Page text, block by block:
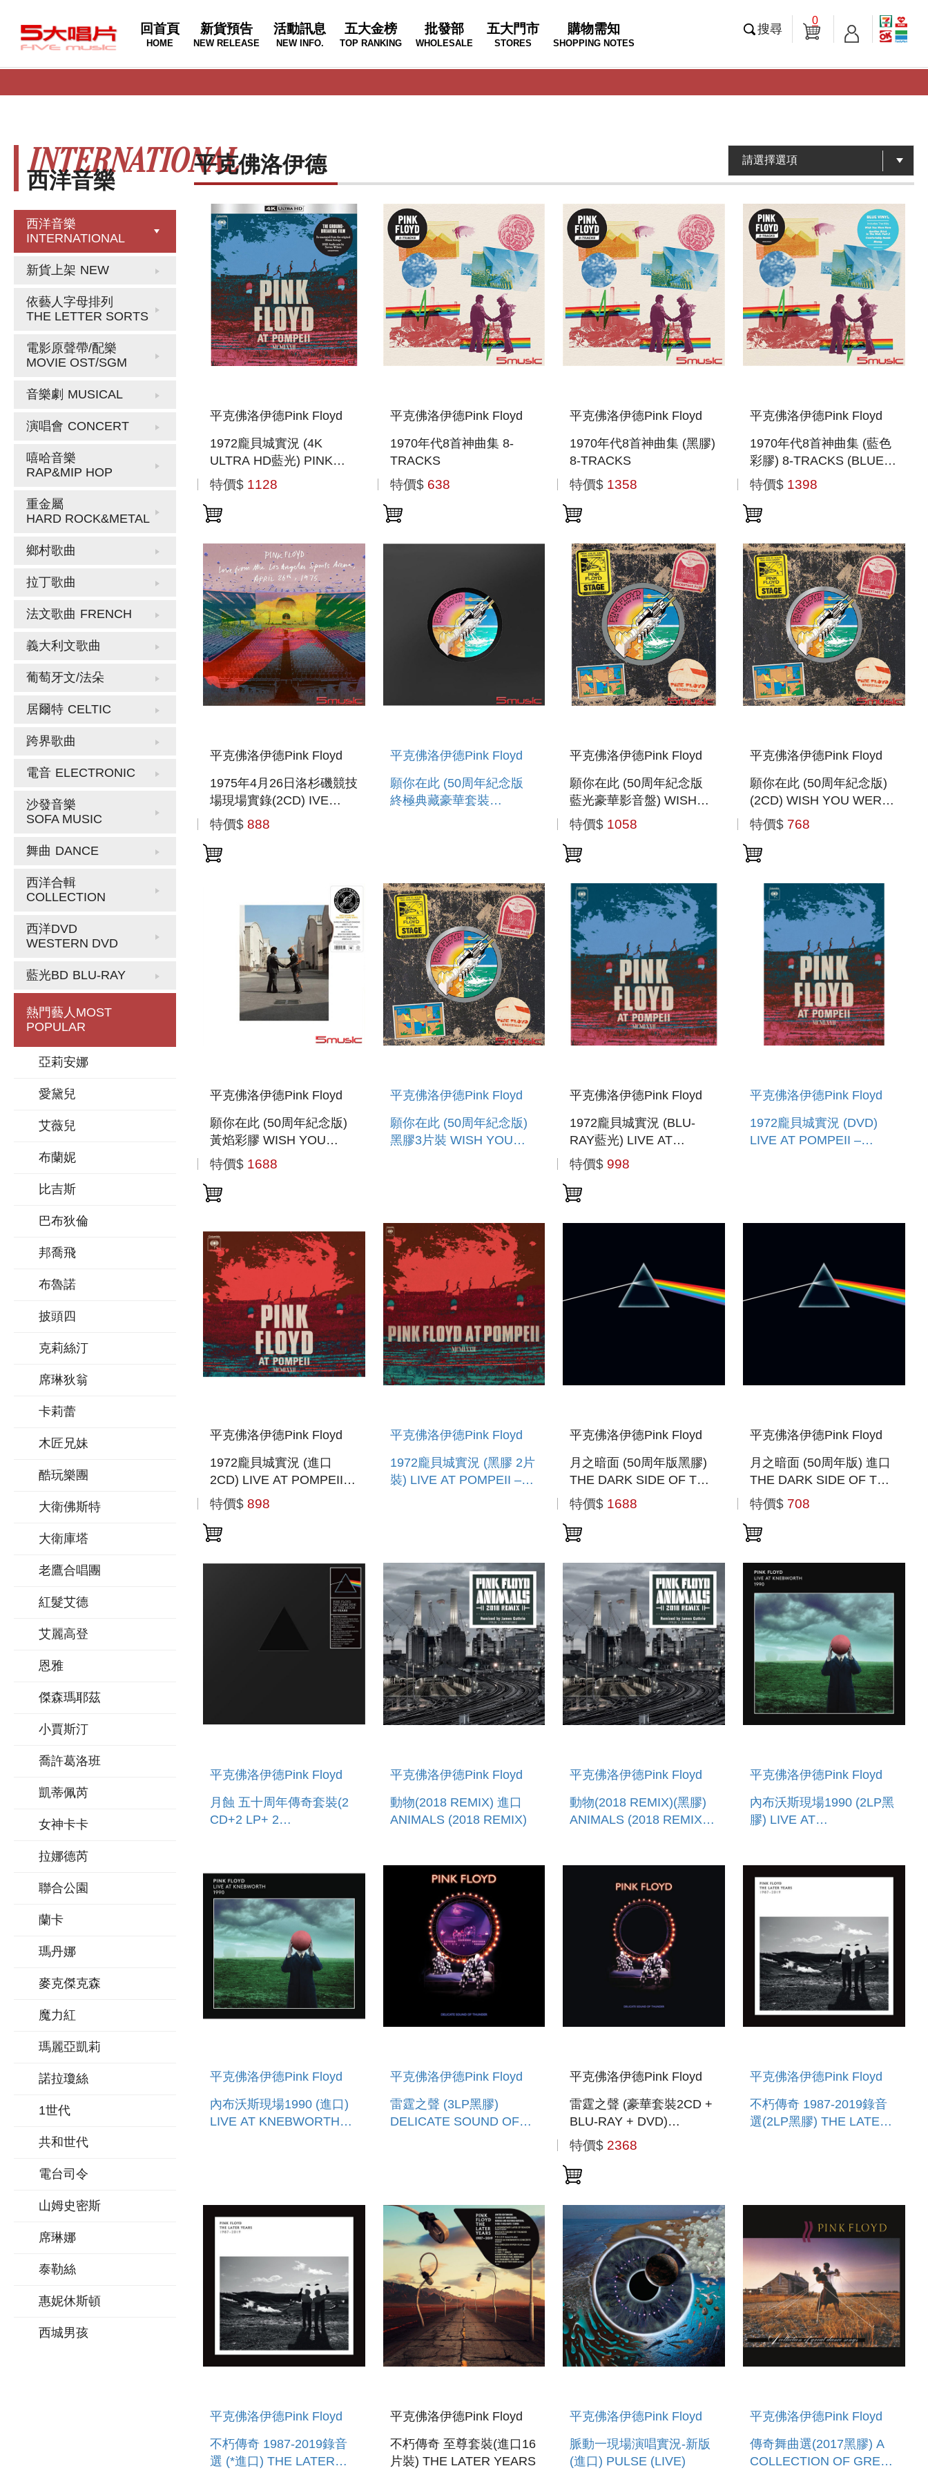
回首頁
HOME
新貨預告
NEW RELEASE
活動訊息
NEW INFO.
五大金榜
TOP RANKING
批發部
WHOLESALE
五大門市
STORES
購物需知
SHOPPING NOTES
搜尋
0
西洋音樂
INTERNATIONAL
西洋音樂
INTERNATIONAL
新貨上架 NEW
依藝人字母排列
THE LETTER SORTS
電影原聲帶/配樂
MOVIE OST/SGM
音樂劇 MUSICAL
演唱會 CONCERT
嘻哈音樂
RAP&MIP HOP
重金屬
HARD ROCK&METAL
鄉村歌曲
拉丁歌曲
法文歌曲 FRENCH
義大利文歌曲
葡萄牙文/法朵
居爾特 CELTIC
跨界歌曲
電音 ELECTRONIC
沙發音樂
SOFA MUSIC
舞曲 DANCE
西洋合輯
COLLECTION
西洋DVD
WESTERN DVD
藍光BD BLU-RAY
熱門藝人 MOST
POPULAR
亞莉安娜
愛黛兒
艾薇兒
布蘭妮
比吉斯
巴布狄倫
邦喬飛
布魯諾
披頭四
克莉絲汀
席琳狄翁
卡莉蕾
木匠兄妹
酷玩樂團
大衛佛斯特
大衛庫塔
老鷹合唱團
紅髮艾德
艾麗高登
恩雅
傑森瑪耶茲
小賈斯汀
喬許葛洛班
凱蒂佩芮
女神卡卡
拉娜德芮
聯合公園
蘭卡
瑪丹娜
麥克傑克森
魔力紅
瑪麗亞凱莉
諾拉瓊絲
1世代
共和世代
電台司令
山姆史密斯
席琳娜
泰勒絲
惠妮休斯頓
西城男孩
平克佛洛伊德
平克佛洛伊德Pink Floyd
1972龐貝城實況 (4K
ULTRA HD藍光) PINK
FLOYD AT POMPEII -
MCMLXX (4K ULTRA HD
BLU-RAY)
特價$ 1128
平克佛洛伊德Pink Floyd
1970年代8首神曲集 8-
TRACKS
特價$ 638
平克佛洛伊德Pink Floyd
1970年代8首神曲集 (黑膠)
8-TRACKS
特價$ 1358
平克佛洛伊德Pink Floyd
1970年代8首神曲集 (藍色
彩膠) 8-TRACKS (BLUE
VINYL)
特價$ 1398
平克佛洛伊德Pink Floyd
1975年4月26日洛杉磯競技
場現場實錄(2CD) IVE
FROM THE LOS
ANGELES SPORTS
ARENA, APRIL 26TH,
特價$ 888
平克佛洛伊德Pink Floyd
願你在此 (50周年紀念版
終極典藏豪華套裝
平克佛洛伊德Pink Floyd
願你在此 (50周年紀念版
藍光豪華影音盤) WISH
YOU WERE HERE (50TH
ANNIVERSARY BLU-
RAY)
特價$ 1058
平克佛洛伊德Pink Floyd
願你在此 (50周年紀念版)
(2CD) WISH YOU WERE
HERE (50TH
ANNIVERSARY) (2CD)
特價$ 768
平克佛洛伊德Pink Floyd
願你在此 (50周年紀念版)
黃焰彩膠 WISH YOU
WERE HERE (50TH
ANNIVERSARY)
(YELLOW FLAME VINYL)
特價$ 1688
平克佛洛伊德Pink Floyd
願你在此 (50周年紀念版)
黑膠3片裝 WISH YOU
平克佛洛伊德Pink Floyd
1972龐貝城實況 (BLU-
RAY藍光) LIVE AT
POMPEII – MCMLXXII
(BD)
特價$ 998
平克佛洛伊德Pink Floyd
1972龐貝城實況 (DVD)
LIVE AT POMPEII –
平克佛洛伊德Pink Floyd
1972龐貝城實況 (進口
2CD) LIVE AT POMPEII –
MCMLXXII (2CD)
特價$ 898
平克佛洛伊德Pink Floyd
1972龐貝城實況 (黑膠 2片
裝) LIVE AT POMPEII –
平克佛洛伊德Pink Floyd
月之暗面 (50周年版黑膠)
THE DARK SIDE OF THE
MOON (50TH
ANNIVERSARY
REMASTER VINYL)
特價$ 1688
平克佛洛伊德Pink Floyd
月之暗面 (50周年版) 進口
THE DARK SIDE OF THE
MOON (50TH
ANNIVERSARY
REMASTER)
特價$ 708
平克佛洛伊德Pink Floyd
月蝕 五十周年傳奇套裝(2
CD+2 LP+ 2
MOON - 50TH
ANNIVERSARY BOX SET
(2 CD+
平克佛洛伊德Pink Floyd
動物(2018 REMIX) 進口
ANIMALS (2018 REMIX)
平克佛洛伊德Pink Floyd
動物(2018 REMIX)(黑膠)
ANIMALS (2018 REMIX)
平克佛洛伊德Pink Floyd
內布沃斯現場1990 (2LP黑
膠) LIVE AT
平克佛洛伊德Pink Floyd
內布沃斯現場1990 (進口)
LIVE AT KNEBWORTH
平克佛洛伊德Pink Floyd
雷霆之聲 (3LP黑膠)
DELICATE SOUND OF
平克佛洛伊德Pink Floyd
雷霆之聲 (豪華套裝2CD +
BLU-RAY + DVD)
DELICATE SOUND OF
THUNDER (2CD+ BLU-
RAY +DVD)
特價$ 2368
平克佛洛伊德Pink Floyd
不朽傳奇 1987-2019錄音
選(2LP黑膠) THE LATER
平克佛洛伊德Pink Floyd
不朽傳奇 1987-2019錄音
選 (*進口) THE LATER
平克佛洛伊德Pink Floyd
不朽傳奇 至尊套裝(進口16
片裝) THE LATER YEARS
平克佛洛伊德Pink Floyd
脈動一現場演唱實況-新版
(進口) PULSE (LIVE)
平克佛洛伊德Pink Floyd
傳奇舞曲選(2017黑膠) A
COLLECTION OF GREAT